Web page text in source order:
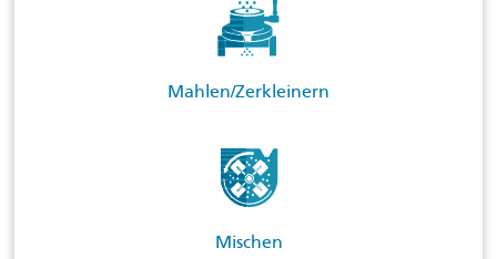
Mahlen/Zerkleinern
Mischen